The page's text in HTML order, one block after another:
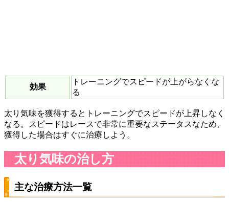
効果
トレーニングでスピードが上がらなくな
る
太り気味を獲得するとトレーニングでスピードが上昇しなく
なる。スピードはレースで非常に重要なステータスなため、
獲得した場合はすぐに治療しよう。
太り気味の治し方
主な治療方法一覧